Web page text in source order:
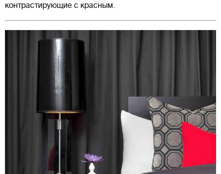
контрастирующие с красным.